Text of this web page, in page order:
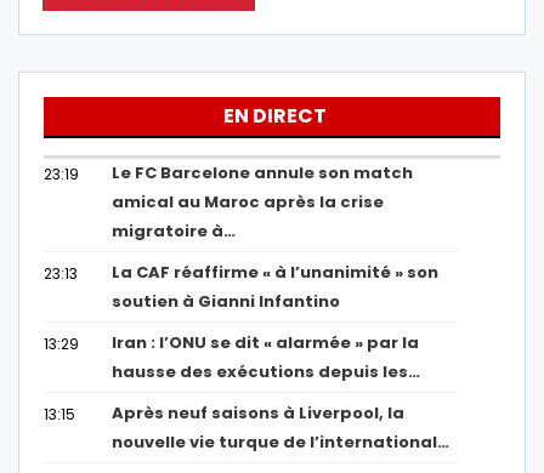
EN DIRECT
23:19
Le FC Barcelone annule son match
amical au Maroc après la crise
migratoire à…
23:13
La CAF réaffirme « à l’unanimité » son
soutien à Gianni Infantino
13:29
Iran : l’ONU se dit « alarmée » par la
hausse des exécutions depuis les…
13:15
Après neuf saisons à Liverpool, la
nouvelle vie turque de l’international…